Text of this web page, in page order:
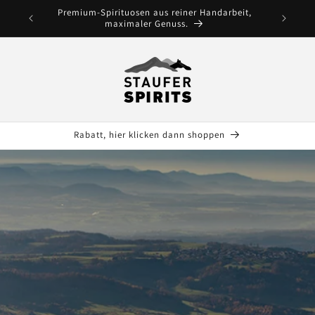
Premium-Spirituosen aus reiner Handarbeit,
maximaler Genuss.
Rabatt, hier klicken dann shoppen